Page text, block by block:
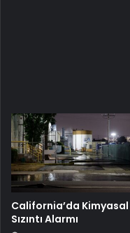
California’da Kimyasal
Sızıntı Alarmı